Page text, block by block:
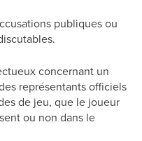
publiques ou
concernant un
représentants officiels
de jeu, que le joueur
ou non dans le